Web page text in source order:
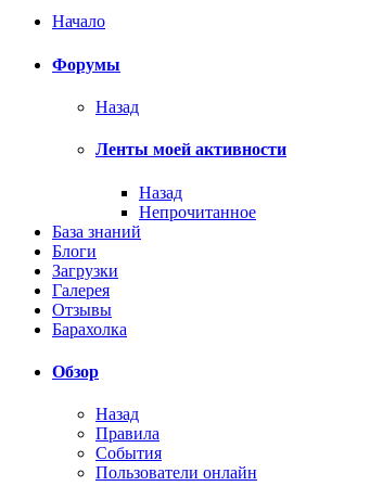
Начало
Форумы
Назад
Ленты моей активности
Назад
Непрочитанное
База знаний
Блоги
Загрузки
Галерея
Отзывы
Барахолка
Обзор
Назад
Правила
События
Пользователи онлайн